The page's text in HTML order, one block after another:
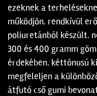
ezeknek a
működjön. rendkívül
poliuretánból készült.
300 és 400 gramm
érdekében. kéttónusú
megfeleljen a
átfutó cső gumi